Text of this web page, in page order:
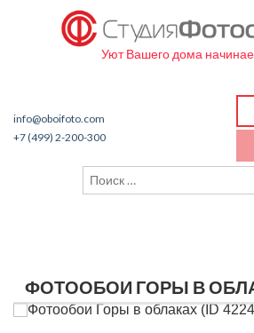
Уют Вашего дома
info@oboifoto.com
+7 (499) 2-200-300
ФОТООБОИ ГОРЫ В